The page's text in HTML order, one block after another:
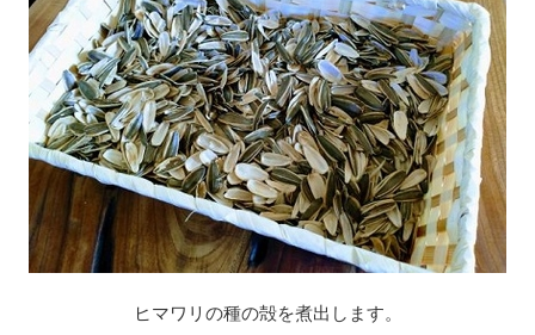
ヒマワリの種の殻を煮出します。